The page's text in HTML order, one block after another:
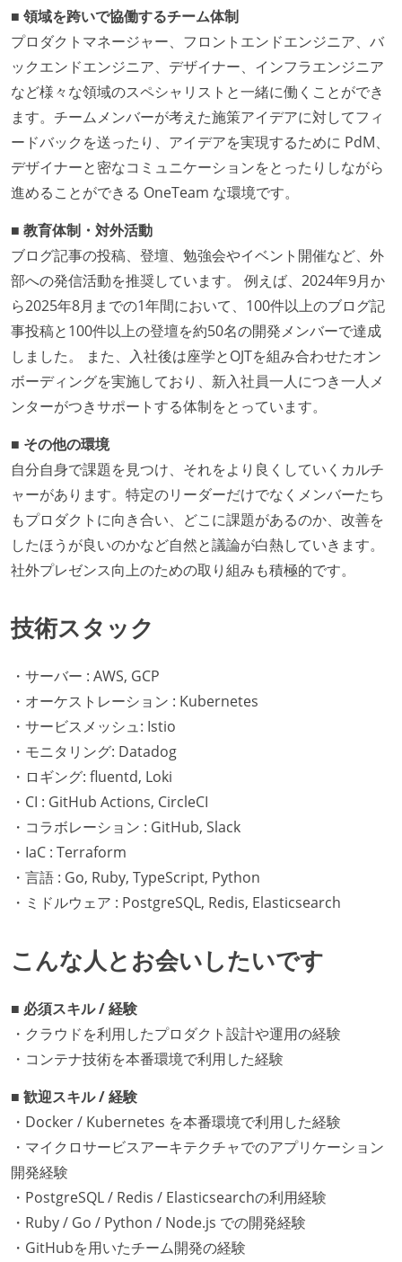
■ 領域を跨いで協働するチーム体制
プロダクトマネージャー、フロントエンドエンジニア、バ
ックエンドエンジニア、デザイナー、インフラエンジニア
など様々な領域のスペシャリストと一緒に働くことができ
ます。チームメンバーが考えた施策アイデアに対してフィ
ードバックを送ったり、アイデアを実現するために PdM、
デザイナーと密なコミュニケーションをとったりしながら
進めることができる OneTeam な環境です。
■ 教育体制・対外活動
ブログ記事の投稿、登壇、勉強会やイベント開催など、外
部への発信活動を推奨しています。 例えば、2024年9月か
ら2025年8月までの1年間において、100件以上のブログ記
事投稿と100件以上の登壇を約50名の開発メンバーで達成
しました。 また、入社後は座学とOJTを組み合わせたオン
ボーディングを実施しており、新入社員一人につき一人メ
ンターがつきサポートする体制をとっています。
■ その他の環境
自分自身で課題を見つけ、それをより良くしていくカルチ
ャーがあります。特定のリーダーだけでなくメンバーたち
もプロダクトに向き合い、どこに課題があるのか、改善を
したほうが良いのかなど自然と議論が白熱していきます。
社外プレゼンス向上のための取り組みも積極的です。
技術スタック
・サーバー : AWS, GCP
・オーケストレーション : Kubernetes
・サービスメッシュ: Istio
・モニタリング: Datadog
・ロギング: fluentd, Loki
・CI : GitHub Actions, CircleCI
・コラボレーション : GitHub, Slack
・IaC : Terraform
・言語 : Go, Ruby, TypeScript, Python
・ミドルウェア : PostgreSQL, Redis, Elasticsearch
こんな人とお会いしたいです
■ 必須スキル / 経験
・クラウドを利用したプロダクト設計や運用の経験
・コンテナ技術を本番環境で利用した経験
■ 歓迎スキル / 経験
・Docker / Kubernetes を本番環境で利用した経験
・マイクロサービスアーキテクチャでのアプリケーション
開発経験
・PostgreSQL / Redis / Elasticsearchの利用経験
・Ruby / Go / Python / Node.js での開発経験
・GitHubを用いたチーム開発の経験